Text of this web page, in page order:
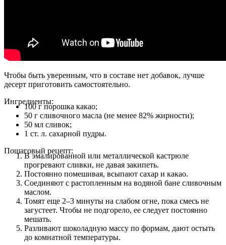
Чтобы быть уверенным, что в составе нет добавок, лучше
десерт приготовить самостоятельно.
Ингредиенты:
100 г порошка какао;
50 г сливочного масла (не менее 82% жирности);
50 мл сливок;
1 ст. л. сахарной пудры.
Пошаговый рецепт:
В эмалированной или металлической кастрюле
прогревают сливки, не давая закипеть.
Постоянно помешивая, всыпают сахар и какао.
Соединяют с растопленным на водяной бане сливочным
маслом.
Томят еще 2–3 минуты на слабом огне, пока смесь не
загустеет. Чтобы не подгорело, ее следует постоянно
мешать.
Разливают шоколадную массу по формам, дают остыть
до комнатной температуры.